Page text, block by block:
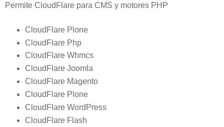
Permite CloudFlare para CMS y motores PHP
CloudFlare Plone
CloudFlare Php
CloudFlare Whmcs
CloudFlare Joomla
CloudFlare Magento
CloudFlare Plone
CloudFlare WordPress
CloudFlare Flash